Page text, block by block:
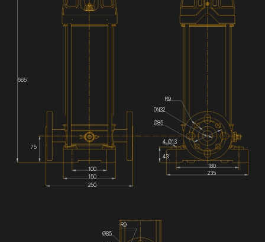
DN32
665
75
100
150
250
180
235
43
4-Ø13
Ø85
R9
R9
Ø85